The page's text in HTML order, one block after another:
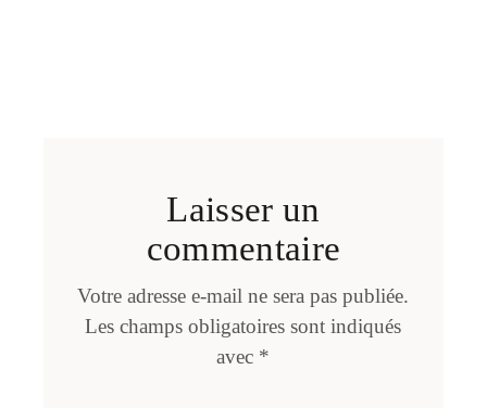
Laisser un
commentaire
Votre adresse e-mail ne sera pas publiée.
Les champs obligatoires sont indiqués
avec *